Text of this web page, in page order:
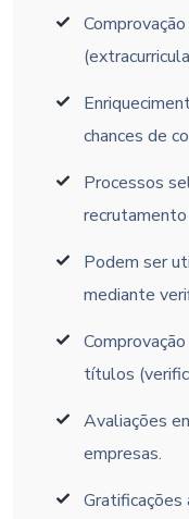
chances de
Processos
Podem ser
mediante
títulos
Avaliações
empresas.
Gratificações